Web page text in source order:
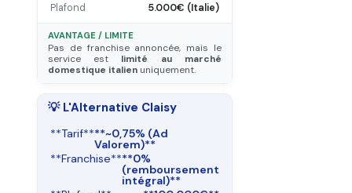
Plafond
5.000€ (Italie)
AVANTAGE / LIMITE
Pas de franchise annoncée, mais le
service est limité au marché
domestique italienuniquement.
💡 L'Alternative Claisy
**Tarif****~0,75% (Ad
Valorem)**
**Franchise****0%
(remboursement
intégral)**